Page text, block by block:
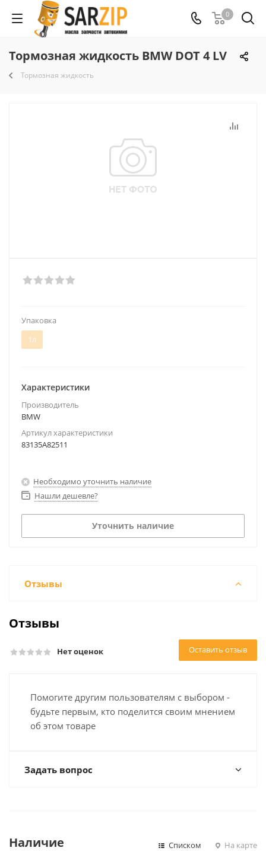
0
Тормозная жидкость BMW DOT 4 LV
Тормозная жидкость
Упаковка
1л
Характеристики
Производитель
BMW
Артикул характеристики
83135A82511
Необходимо уточнить наличие
Нашли дешевле?
Уточнить наличие
Отзывы
Отзывы
Нет оценок Оставить отзыв
Помогите другим пользователям с выбором -
будьте первым, кто поделится своим мнением
об этом товаре
Задать вопрос
Наличие Списком На карте